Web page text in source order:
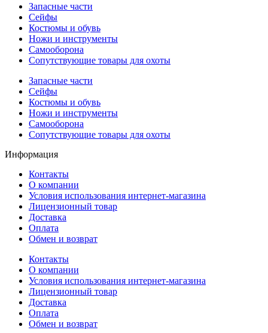
Запасные части
Сейфы
Костюмы и обувь
Ножи и инструменты
Самооборона
Сопутствующие товары для охоты
Запасные части
Сейфы
Костюмы и обувь
Ножи и инструменты
Самооборона
Сопутствующие товары для охоты
Информация
Контакты
О компании
Условия использования интернет-магазина
Лицензионный товар
Доставка
Оплата
Обмен и возврат
Контакты
О компании
Условия использования интернет-магазина
Лицензионный товар
Доставка
Оплата
Обмен и возврат